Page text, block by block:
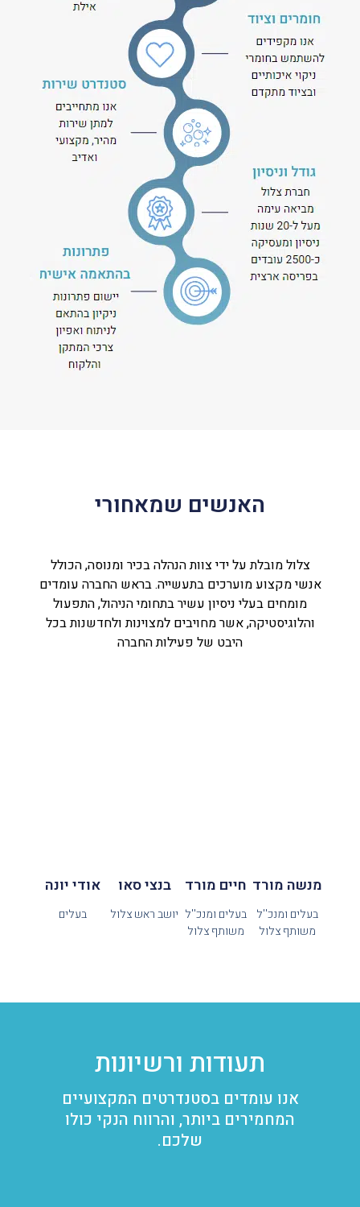
האנשים שמאחורי
צלול מובלת על ידי צוות הנהלה בכיר ומנוסה, הכולל
אנשי מקצוע מוערכים בתעשייה. בראש החברה עומדים
מומחים בעלי ניסיון עשיר בתחומי הניהול, התפעול
והלוגיסטיקה, אשר מחויבים למצוינות ולחדשנות בכל
היבט של פעילות החברה
מנשה מורד
בעלים ומנכ''ל
משותף צלול
חיים מורד
בעלים ומנכ''ל
משותף צלול
בנצי סאו
יושב ראש צלול
אודי יונה
בעלים
תעודות ורשיונות
אנו עומדים בסטנדרטים המקצועיים
המחמירים ביותר, והרווח הנקי כולו
שלכם.